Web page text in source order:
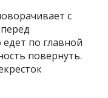
с
едет по главной
повернуть.